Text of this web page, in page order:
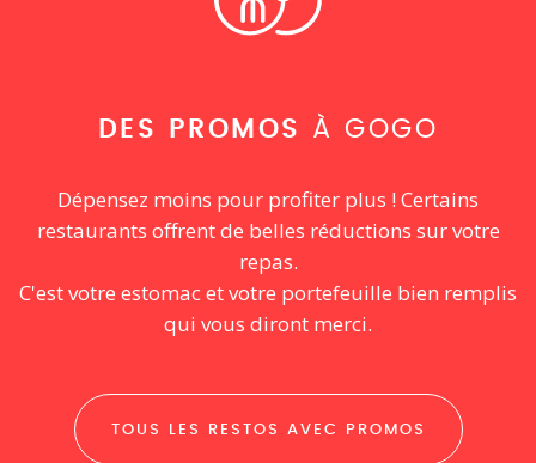
DES PROMOS À GOGO
Dépensez moins pour profiter plus ! Certains
restaurants offrent de belles réductions sur votre
repas.
C'est votre estomac et votre portefeuille bien remplis
qui vous diront merci.
TOUS LES RESTOS AVEC PROMOS